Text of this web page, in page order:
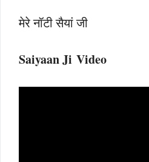
मेरे नॉटी सैयां जी
Saiyaan Ji Video